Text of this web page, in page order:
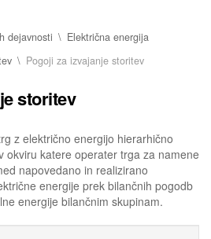
dejavnosti
Električna energija
Pogoji za izvajanje storitev
storitev
z električno energijo hierarhično
okviru katere operater trga za namene
napovedano in realizirano
energije prek bilančnih pogodb
energije bilančnim skupinam.